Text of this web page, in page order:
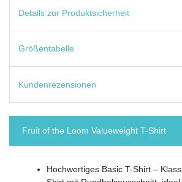
Details zur Produktsicherheit
Größentabelle
Kundenrezensionen
Fruit of the Loom Valueweight T-Shirt
Hochwertiges Basic T-Shirt –